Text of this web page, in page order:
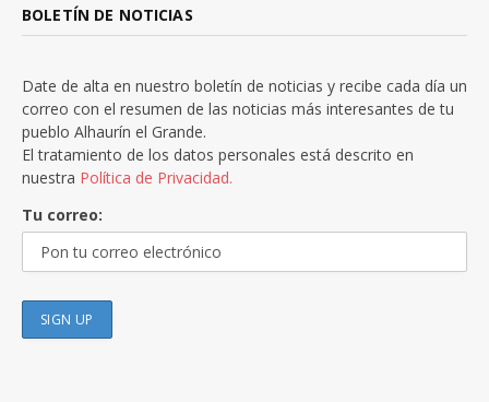
BOLETÍN DE NOTICIAS
Date de alta en nuestro boletín de noticias y recibe cada día un
correo con el resumen de las noticias más interesantes de tu
pueblo Alhaurín el Grande.
El tratamiento de los datos personales está descrito en
nuestra Política de Privacidad.
Tu correo: